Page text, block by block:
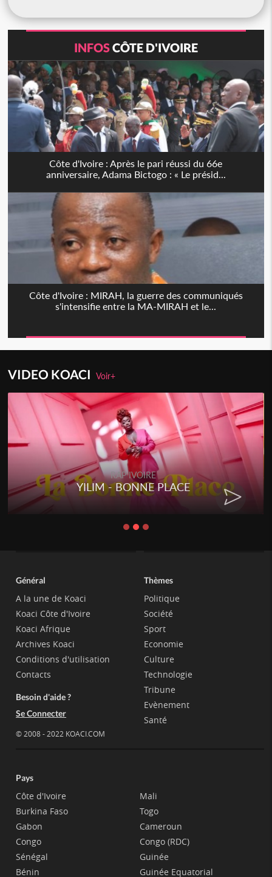
INFOSCÔTE D'IVOIRE
Côte d'Ivoire : Après le pari réussi du 66e
anniversaire, Adama Bictogo : « Le présid...
Côte d'Ivoire : MIRAH, la guerre des communiqués
s'intensifie entre la MA-MIRAH et le...
VIDEO KOACIVoir+
RAP IVOIRE
YILIM - BONNE PLACE
Général
A la une de Koaci
Koaci Côte d'Ivoire
Koaci Afrique
Archives Koaci
Conditions d'utilisation
Contacts
Besoin d'aide ?
Se Connecter
© 2008 - 2022 KOACI.COM
Thèmes
Politique
Société
Sport
Economie
Culture
Technologie
Tribune
Evènement
Santé
Pays
Côte d'Ivoire
Burkina Faso
Gabon
Congo
Sénégal
Bénin
Mali
Togo
Cameroun
Congo (RDC)
Guinée
Guinée Equatorial